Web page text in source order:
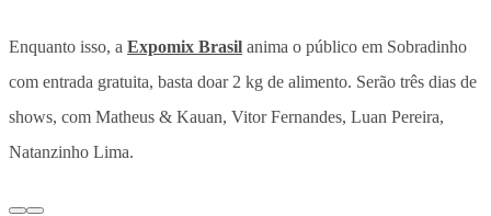
Enquanto isso, a Expomix Brasil anima o público em Sobradinho
com entrada gratuita, basta doar 2 kg de alimento. Serão três dias de
shows, com Matheus & Kauan, Vitor Fernandes, Luan Pereira,
Natanzinho Lima.